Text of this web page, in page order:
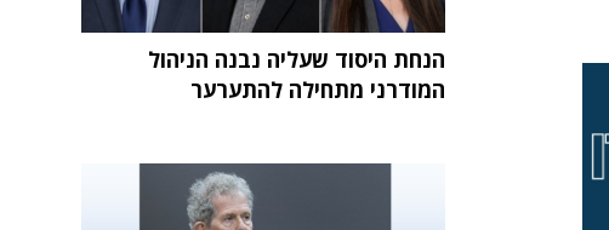
הנחת היסוד שעליה נבנה הניהול
המודרני מתחילה להתערער